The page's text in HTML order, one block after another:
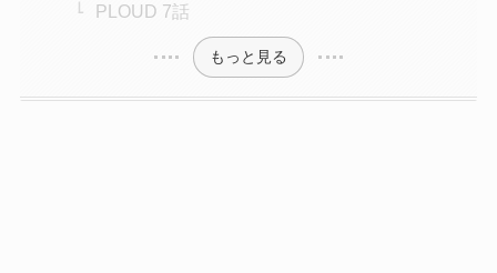
PLOUD 7話
もっと見る